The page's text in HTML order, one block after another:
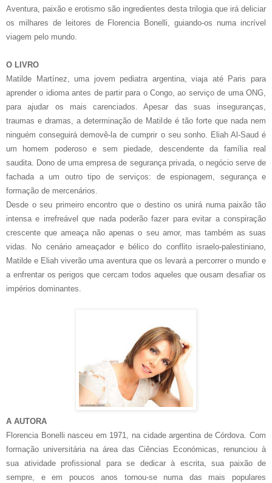
Aventura, paixão e erotismo são ingredientes desta trilogia que irá deliciar
os milhares de leitores de Florencia Bonelli, guiando-os numa incrível
viagem pelo mundo.
O LIVRO
Matilde Martínez, uma jovem pediatra argentina, viaja até Paris para
aprender o idioma antes de partir para o Congo, ao serviço de uma ONG,
para ajudar os mais carenciados. Apesar das suas inseguranças,
traumas e dramas, a determinação de Matilde é tão forte que nada nem
ninguém conseguirá demovê-la de cumprir o seu sonho. Eliah Al-Saud é
um homem poderoso e sem piedade, descendente da família real
saudita. Dono de uma empresa de segurança privada, o negócio serve de
fachada a um outro tipo de serviços: de espionagem, segurança e
formação de mercenários.
Desde o seu primeiro encontro que o destino os unirá numa paixão tão
intensa e irrefreável que nada poderão fazer para evitar a conspiração
crescente que ameaça não apenas o seu amor, mas também as suas
vidas. No cenário ameaçador e bélico do conflito israelo-palestiniano,
Matilde e Eliah viverão uma aventura que os levará a percorrer o mundo e
a enfrentar os perigos que cercam todos aqueles que ousam desafiar os
impérios dominantes.
A AUTORA
Florencia Bonelli nasceu em 1971, na cidade argentina de Córdova. Com
formação universitária na área das Ciências Económicas, renunciou à
sua atividade profissional para se dedicar à escrita, sua paixão de
sempre, e em poucos anos tornou-se numa das mais populares